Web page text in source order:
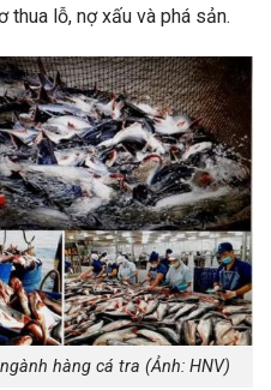
lỗ, nợ xấu và phá sản.
hàng cá tra (Ảnh: HNV)